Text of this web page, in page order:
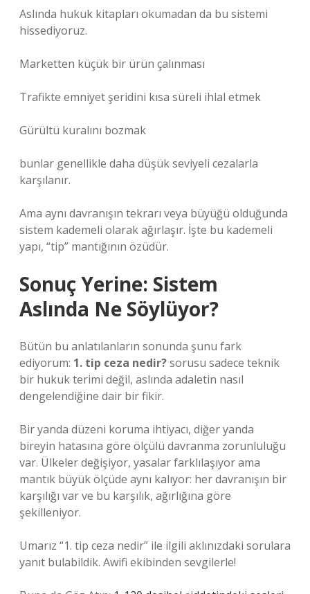
Aslında hukuk kitapları okumadan da bu sistemi
hissediyoruz.
Marketten küçük bir ürün çalınması
Trafikte emniyet şeridini kısa süreli ihlal etmek
Gürültü kuralını bozmak
bunlar genellikle daha düşük seviyeli cezalarla
karşılanır.
Ama aynı davranışın tekrarı veya büyüğü olduğunda
sistem kademeli olarak ağırlaşır. İşte bu kademeli
yapı, “tip” mantığının özüdür.
Sonuç Yerine: Sistem
Aslında Ne Söylüyor?
Bütün bu anlatılanların sonunda şunu fark
ediyorum: 1. tip ceza nedir?sorusu sadece teknik
bir hukuk terimi değil, aslında adaletin nasıl
dengelendiğine dair bir fikir.
Bir yanda düzeni koruma ihtiyacı, diğer yanda
bireyin hatasına göre ölçülü davranma zorunluluğu
var. Ülkeler değişiyor, yasalar farklılaşıyor ama
mantık büyük ölçüde aynı kalıyor: her davranışın bir
karşılığı var ve bu karşılık, ağırlığına göre
şekilleniyor.
Umarız “1. tip ceza nedir” ile ilgili aklınızdaki sorulara
yanıt bulabildik. Awifi ekibinden sevgilerle!